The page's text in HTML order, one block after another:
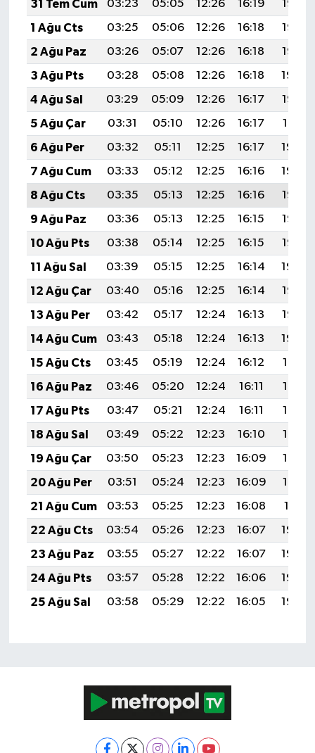
31 Tem Cum
03:23 05:05 12:26 16:19
19:37
1 Ağu Cts
03:25 05:06 12:26 16:18
19:36
2 Ağu Paz
03:26 05:07 12:26 16:18
19:35
3 Ağu Pts
03:28 05:08 12:26 16:18
19:34
4 Ağu Sal
03:29 05:09 12:26 16:17
19:33
5 Ağu Çar
03:31 05:10 12:26 16:17
19:31
6 Ağu Per
03:32 05:11 12:25 16:17
19:30
7 Ağu Cum
03:33 05:12 12:25 16:16
19:29
8 Ağu Cts
03:35 05:13 12:25 16:16
19:28
9 Ağu Paz
03:36 05:13 12:25 16:15
19:27
10 Ağu Pts
03:38 05:14 12:25 16:15
19:25
11 Ağu Sal
03:39 05:15 12:25 16:14
19:24
12 Ağu Çar
03:40 05:16 12:25 16:14
19:23
13 Ağu Per
03:42 05:17 12:24 16:13
19:22
14 Ağu Cum
03:43 05:18 12:24 16:13
19:20
15 Ağu Cts
03:45 05:19 12:24 16:12
19:19
16 Ağu Paz
03:46 05:20 12:24 16:11
19:18
17 Ağu Pts
03:47 05:21 12:24 16:11
19:16
18 Ağu Sal
03:49 05:22 12:23 16:10
19:15
19 Ağu Çar
03:50 05:23 12:23 16:09
19:14
20 Ağu Per
03:51 05:24 12:23 16:09
19:12
21 Ağu Cum
03:53 05:25 12:23 16:08
19:11
22 Ağu Cts
03:54 05:26 12:23 16:07
19:09
23 Ağu Paz
03:55 05:27 12:22 16:07
19:08
24 Ağu Pts
03:57 05:28 12:22 16:06
19:06
25 Ağu Sal
03:58 05:29 12:22 16:05 19:05